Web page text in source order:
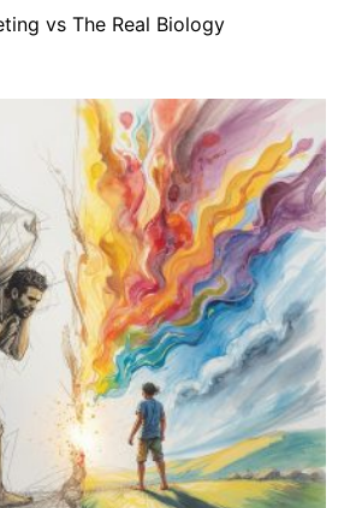
vs The Real Biology